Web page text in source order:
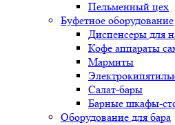
Пельменный цех
Буфетное оборудование
Диспенсеры для
Кофе аппараты
Мармиты
Cалат-бары
Барные шкафы-
Оборудование для бара